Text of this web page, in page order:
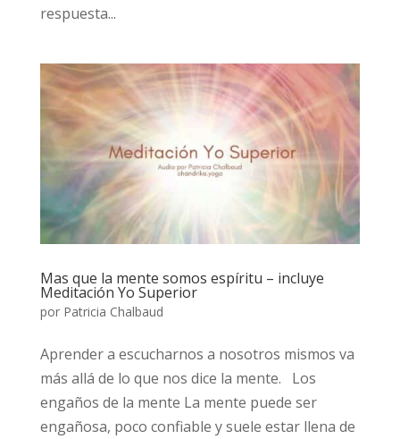
respuesta...
Mas que la mente somos espíritu – incluye
Meditación Yo Superior
por Patricia Chalbaud
Aprender a escucharnos a nosotros mismos va
más allá de lo que nos dice la mente. Los
engaños de la mente La mente puede ser
engañosa, poco confiable y suele estar llena de